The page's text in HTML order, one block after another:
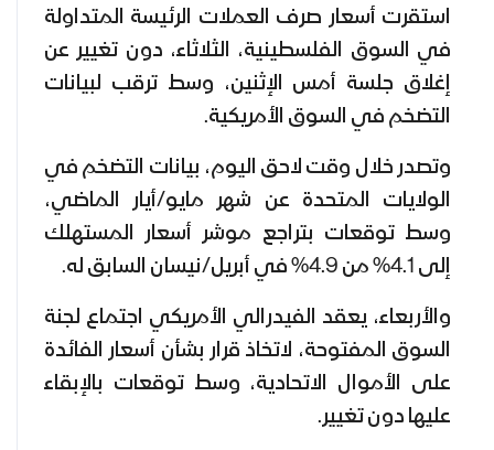
استقرت أسعار صرف العملات الرئيسة المتداولة
في السوق الفلسطينية، الثلاثاء، دون تغيير عن
إغلاق جلسة أمس الإثنين، وسط ترقب لبيانات
التضخم في السوق الأمريكية.
وتصدر خلال وقت لاحق اليوم، بيانات التضخم في
الولايات المتحدة عن شهر مايو/أيار الماضي،
وسط توقعات بتراجع موشر أسعار المستهلك
إلى 4.1% من 4.9% في أبريل/نيسان السابق له.
والأربعاء، يعقد الفيدرالي الأمريكي اجتماع لجنة
السوق المفتوحة، لاتخاذ قرار بشأن أسعار الفائدة
على الأموال الاتحادية، وسط توقعات بالإبقاء
عليها دون تغيير.